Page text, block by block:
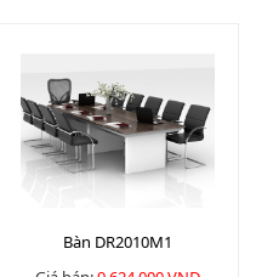
Bàn DR2010M1